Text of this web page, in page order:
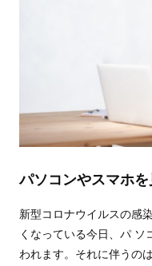
パソコンやスマホ
新型コロナウイルスの感
くなっている今日、パ ソ
われます。それに伴うの